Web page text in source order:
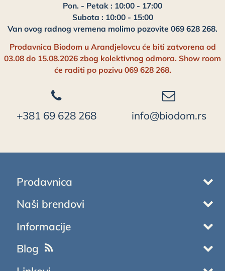
Pon. - Petak : 10:00 - 17:00
Subota : 10:00 - 15:00
Van ovog radnog vremena molimo pozovite 069 628 268.
Prodavnica Biodom u Arandjelovcu će biti zatvorena od
03.08 do 15.08.2026 zbog kolektivnog odmora. Show room
će raditi po pozivu 069 628 268.
+381 69 628 268 info@biodom.rs
Prodavnica
Naši brendovi
Informacije
Blog